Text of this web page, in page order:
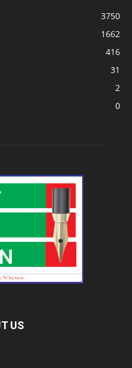
3750
1662
416
31
2
0
US